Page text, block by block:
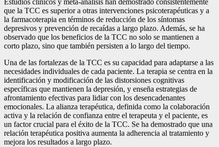
Estudios clínicos y meta-análisis han demostrado consistentemente
que la TCC es superior a otras intervenciones psicoterapéuticas y a
la farmacoterapia en términos de reducción de los síntomas
depresivos y prevención de recaídas a largo plazo. Además, se ha
observado que los beneficios de la TCC no solo se mantienen a
corto plazo, sino que también persisten a lo largo del tiempo.
Una de las fortalezas de la TCC es su capacidad para adaptarse a las
necesidades individuales de cada paciente. La terapia se centra en la
identificación y modificación de las distorsiones cognitivas
específicas que mantienen la depresión, y enseña estrategias de
afrontamiento efectivas para lidiar con los desencadenantes
emocionales. La alianza terapéutica, definida como la colaboración
activa y la relación de confianza entre el terapeuta y el paciente, es
un factor crucial para el éxito de la TCC. Se ha demostrado que una
relación terapéutica positiva aumenta la adherencia al tratamiento y
mejora los resultados a largo plazo.